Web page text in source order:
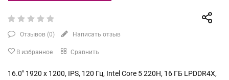
Отзывов (0) Написать отзыв
В избранное Сравнить
16.0" 1920 x 1200, IPS, 120 Гц, Intel Core 5 220H, 16 ГБ LPDDR4X,